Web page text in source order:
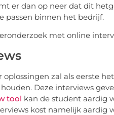
er dan op neer dat dit
passen binnen het bedrijf.
zal als eerste
Deze interviews
tool kan de student aardig
kost namelijk aardig